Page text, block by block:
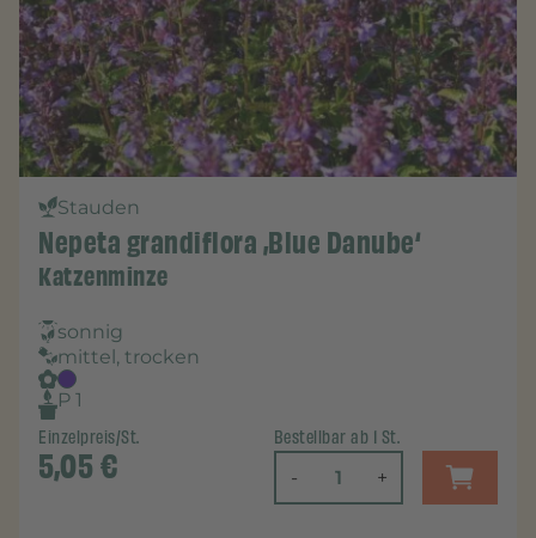
Stauden
Nepeta grandiflora ‚Blue Danube‘
Katzenminze
sonnig
mittel, trocken
P 1
Einzelpreis/St.
5,05€
Bestellbar ab 1 St.
- +